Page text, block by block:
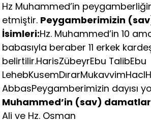
Hz Muhammed’in
etmiştir. Peygamberimizin
İsimleri:Hz. Muhammed’in 10
babasıyla beraber 11 erkek
belirtilir.HarisZübeyrEbu TalibEbu
AbbasPeygamberimizin dayısı
Muhammed’in (sav)
Ali ve Hz. Osman